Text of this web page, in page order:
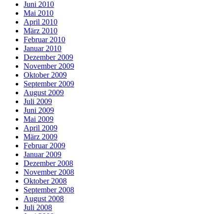
Juni 2010
Mai 2010
April 2010
März 2010
Februar 2010
Januar 2010
Dezember 2009
November 2009
Oktober 2009
September 2009
August 2009
Juli 2009
Juni 2009
Mai 2009
April 2009
März 2009
Februar 2009
Januar 2009
Dezember 2008
November 2008
Oktober 2008
September 2008
August 2008
Juli 2008